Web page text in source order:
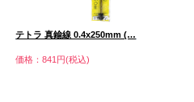
テトラ 真鍮線 0.4x250mm (…
価格：841円(税込)